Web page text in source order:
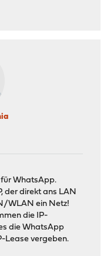
WhatsApp.
der direkt ans LAN
WLAN ein Netz!
die IP-
die WhatsApp
Lease vergeben.